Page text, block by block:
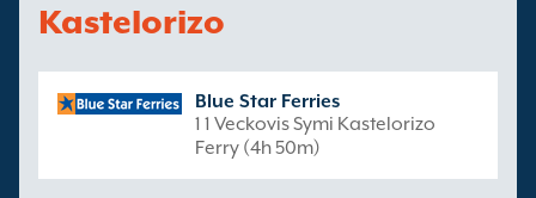
Kastelorizo
Blue Star Ferries
1 1 Veckovis Symi Kastelorizo
Ferry (4h 50m)